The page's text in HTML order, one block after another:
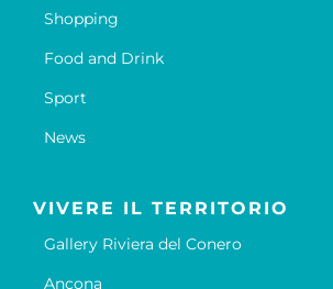
Shopping
Food and Drink
Sport
News
VIVERE IL TERRITORIO
Gallery Riviera del Conero
Ancona